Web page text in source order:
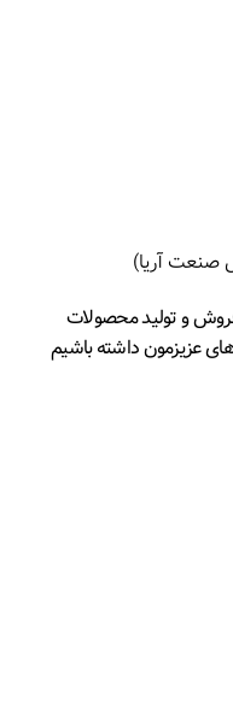
صنعت آریا)
ضمینه ی فروش و تولید محصولات
رضایت۱۰۰٪ مشتری های عزیزمون داشته باشیم